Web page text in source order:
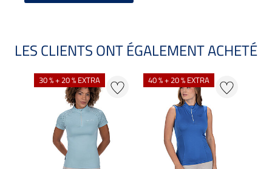
LES CLIENTS ONT ÉGALEMENT ACHETÉ
30 % + 20 % EXTRA 40 % + 20 % EXTRA